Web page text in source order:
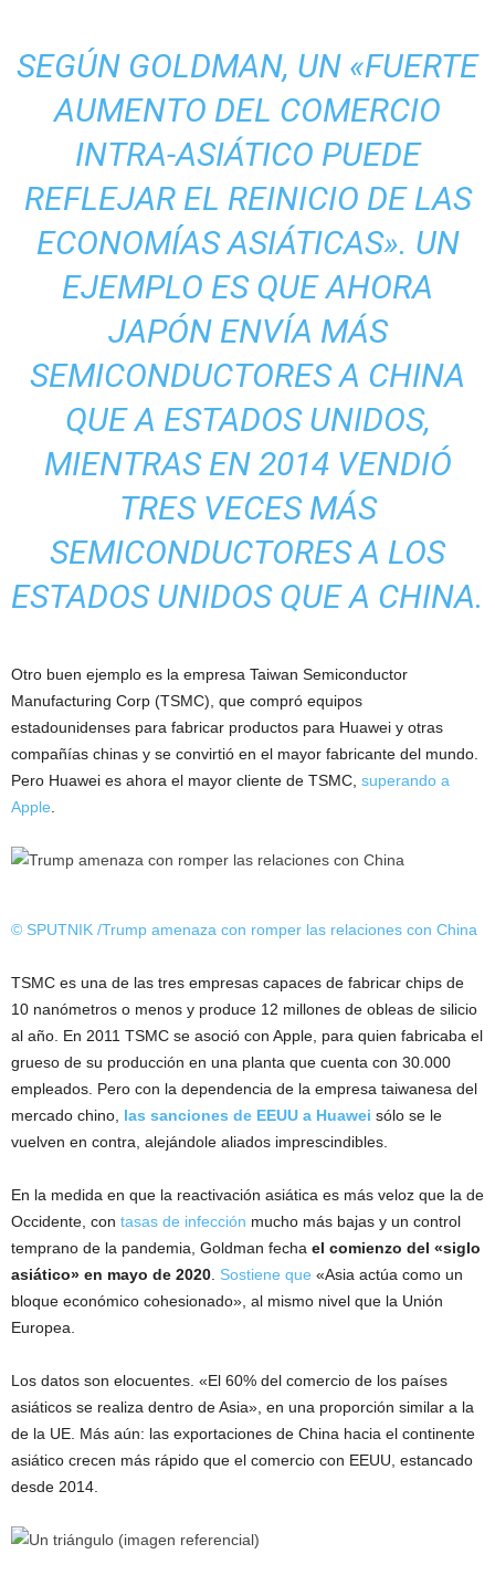
SEGÚN GOLDMAN, UN «FUERTE
AUMENTO DEL COMERCIO
INTRA-ASIÁTICO PUEDE
REFLEJAR EL REINICIO DE LAS
ECONOMÍAS ASIÁTICAS». UN
EJEMPLO ES QUE AHORA
JAPÓN ENVÍA MÁS
SEMICONDUCTORES A CHINA
QUE A ESTADOS UNIDOS,
MIENTRAS EN 2014 VENDIÓ
TRES VECES MÁS
SEMICONDUCTORES A LOS
ESTADOS UNIDOS QUE A CHINA.
Otro buen ejemplo es la empresa Taiwan Semiconductor
Manufacturing Corp (TSMC), que compró equipos
estadounidenses para fabricar productos para Huawei y otras
compañías chinas y se convirtió en el mayor fabricante del mundo.
Pero Huawei es ahora el mayor cliente de TSMC, superando a
Apple
© SPUTNIK /Trump amenaza con romper las relaciones con China
TSMC es una de las tres empresas capaces de fabricar chips de
10 nanómetros o menos y produce 12 millones de obleas de silicio
al año. En 2011 TSMC se asoció con Apple, para quien fabricaba el
grueso de su producción en una planta que cuenta con 30.000
empleados. Pero con la dependencia de la empresa taiwanesa del
mercado chino, las sanciones de EEUU a Huawei sólo se le
vuelven en contra, alejándole aliados imprescindibles.
En la medida en que la reactivación asiática es más veloz que la de
Occidente, con tasas de infección mucho más bajas y un control
temprano de la pandemia, Goldman fecha el comienzo del «siglo
asiático» en mayo de 2020 Sostiene que «Asia actúa como un
bloque económico cohesionado», al mismo nivel que la Unión
Europea.
Los datos son elocuentes. «El 60% del comercio de los países
asiáticos se realiza dentro de Asia», en una proporción similar a la
de la UE. Más aún: las exportaciones de China hacia el continente
asiático crecen más rápido que el comercio con EEUU, estancado
desde 2014.